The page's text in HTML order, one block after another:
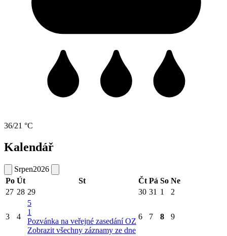
36/21 °C
Kalendář
Srpen2026
Po Út St Čt Pá So Ne
27 28 29 30 31 1 2
3 4
5
1
Pozvánka na veřejné zasedání OZ
Zobrazit všechny záznamy ze dne
6 7 8 9